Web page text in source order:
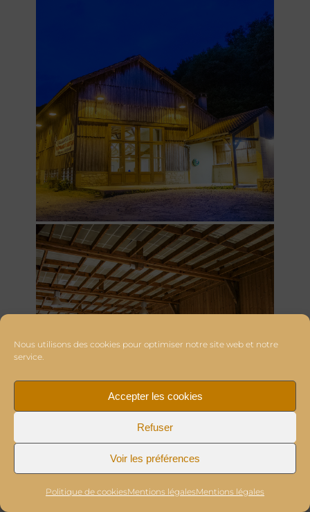
Nous utilisons des cookies pour optimiser notre site web et notre
service.
Accepter les cookies
Refuser
Voir les préférences
Politique de cookiesMentions légalesMentions légales